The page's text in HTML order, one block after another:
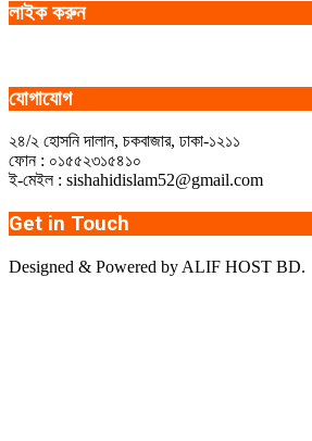
লাইক করুন
যোগাযোগ
২৪/২ হোসনি দালান, চকবাজার, ঢাকা-১২১১
ফোন : ০১৫৫২৩১৫৪১০
ই-মেইল : sishahidislam52@gmail.com
Get in Touch
Designed & Powered by ALIF HOST BD.